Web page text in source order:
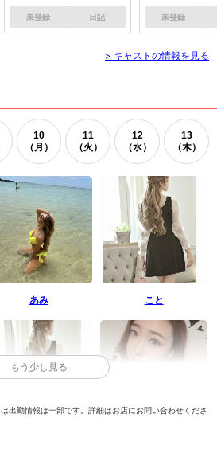
未登録 日記 未登録
> キャストの情報を見る
10
（月）
11
（火）
12
（水）
13
（木）
あみ こと
もう少し見る
出勤情報は一部です。詳細はお店にお問い合わせくださ